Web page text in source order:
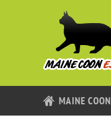
MAINE COON